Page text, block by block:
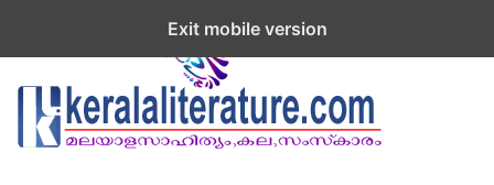
Exit mobile version